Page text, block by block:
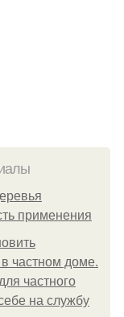
применения
частном доме.
частного
на службу